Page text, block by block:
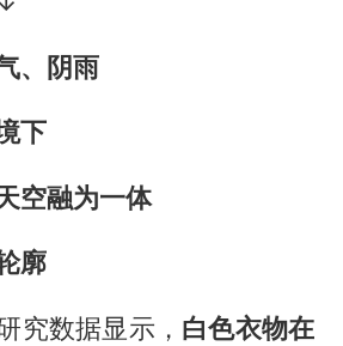
、阴雨
下
空融为一体
廓
究数据显示， 白色衣物在